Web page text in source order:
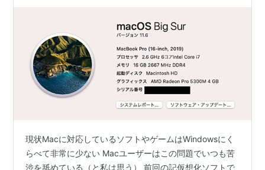
現状Macに対応しているソフトやゲームはWindowsにく
らべて非常に少ない Macユーザーはこの問題でいつも苦
渋を舐めている（と私は思う） 前回の記仮想化ソフトで